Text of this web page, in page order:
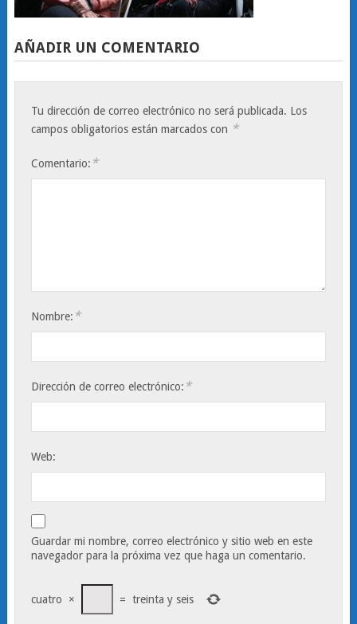
AÑADIR UN COMENTARIO
Tu dirección de correo electrónico no será publicada. Los
campos obligatorios están marcados con *
Comentario: *
Nombre: *
Dirección de correo electrónico: *
Web:
Guardar mi nombre, correo electrónico y sitio web en este
navegador para la próxima vez que haga un comentario.
cuatro × = treinta y seis